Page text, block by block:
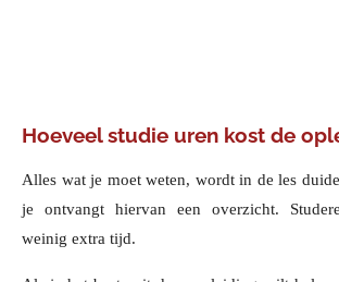
Hoeveel studie uren kost de
Alles wat je moet weten, wordt in de les
je ontvangt hiervan een overzicht.
weinig extra tijd.